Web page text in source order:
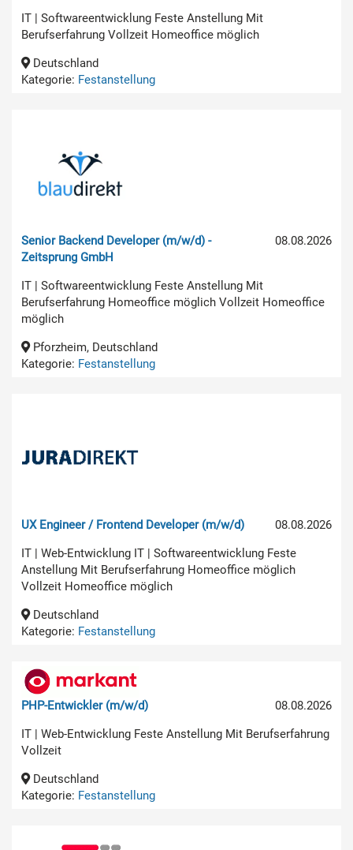
IT | Softwareentwicklung Feste Anstellung Mit
Berufserfahrung Vollzeit Homeoffice möglich
Deutschland
Kategorie: Festanstellung
08.08.2026
Senior Backend Developer (m/w/d) -
Zeitsprung GmbH
IT | Softwareentwicklung Feste Anstellung Mit
Berufserfahrung Homeoffice möglich Vollzeit Homeoffice
möglich
Pforzheim, Deutschland
Kategorie: Festanstellung
08.08.2026
UX Engineer / Frontend Developer (m/w/d)
IT | Web-Entwicklung IT | Softwareentwicklung Feste
Anstellung Mit Berufserfahrung Homeoffice möglich
Vollzeit Homeoffice möglich
Deutschland
Kategorie: Festanstellung
08.08.2026
PHP-Entwickler (m/w/d)
IT | Web-Entwicklung Feste Anstellung Mit Berufserfahrung
Vollzeit
Deutschland
Kategorie: Festanstellung